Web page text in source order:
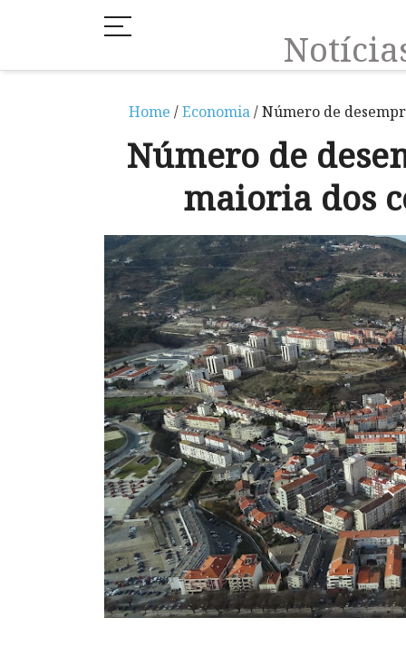
Home /Economia/ Número de
Número de
maioria dos